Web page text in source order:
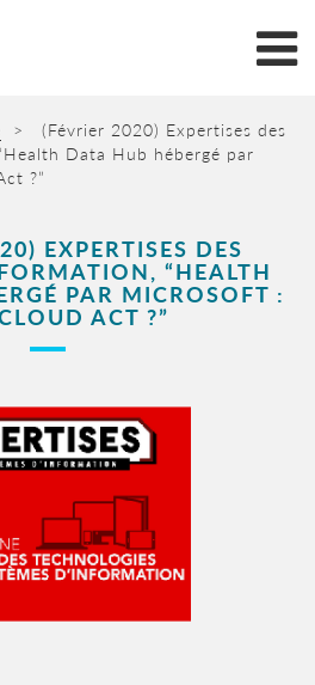
> (Février 2020) Expertises des
Data Hub hébergé par
?”
EXPERTISES DES
“HEALTH
PAR MICROSOFT :
ACT ?”